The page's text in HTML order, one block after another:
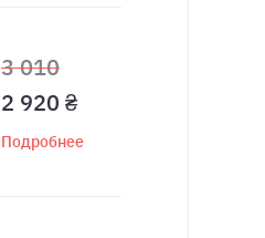
3 010
2 920 ₴
Подробнее